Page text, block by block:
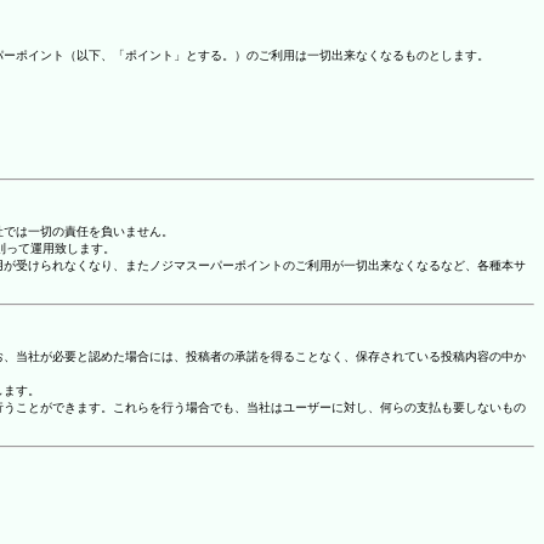
イント（以下、「ポイント」とする。）のご利用は一切出来なくなるものとします。
は一切の責任を負いません。
って運用致します。
受けられなくなり、またノジマスーパーポイントのご利用が一切出来なくなるなど、各種本サ
当社が必要と認めた場合には、投稿者の承諾を得ることなく、保存されている投稿内容の中か
す。
ことができます。これらを行う場合でも、当社はユーザーに対し、何らの支払も要しないもの